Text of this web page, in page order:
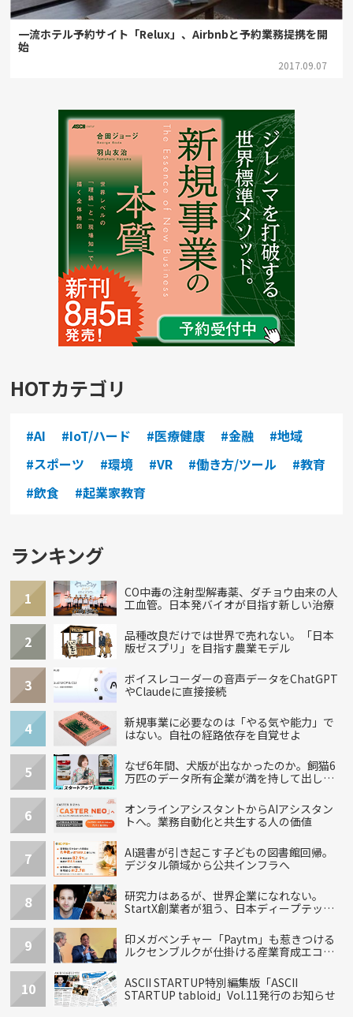
一流ホテル予約サイト「Relux」、Airbnbと予約業務提携を開
始
2017.09.07
HOTカテゴリ
#AI #IoT/ハード #医療健康 #金融
#地域
#スポーツ
#環境 #VR #働き方/ツール
#教育
#飲食
#起業家教育
ランキング
1
CO中毒の注射型解毒薬、ダチョウ由来の人
工血管。日本発バイオが目指す新しい治療
2
品種改良だけでは世界で売れない。「日本
版ゼスプリ」を目指す農業モデル
3
ボイスレコーダーの音声データをChatGPT
やClaudeに直接接続
4
新規事業に必要なのは「やる気や能力」で
はない。自社の経路依存を自覚せよ
5
なぜ6年間、犬版が出なかったのか。飼猫6
万匹のデータ所有企業が満を持して出し
6
オンラインアシスタントからAIアシスタン
トへ。業務自動化と共生する人の価値
7
AI選書が引き起こす子どもの図書館回帰。
デジタル領域から公共インフラへ
8
研究力はあるが、世界企業になれない。
StartX創業者が狙う、日本ディープテック
9
印メガベンチャー「Paytm」も惹きつける
ルクセンブルクが仕掛ける産業育成エコシ
10
ASCII STARTUP特別編集版「ASCII
STARTUP tabloid」Vol.11発行のお知らせ